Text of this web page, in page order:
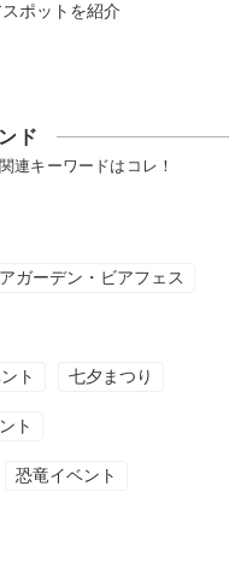
ポットを紹介
ド
連キーワードはコレ！
ガーデン・ビアフェス
ト 七夕まつり
ト
恐竜イベント